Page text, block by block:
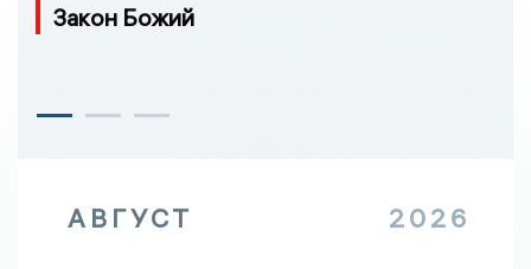
Закон Божий
АВГУСТ 2026